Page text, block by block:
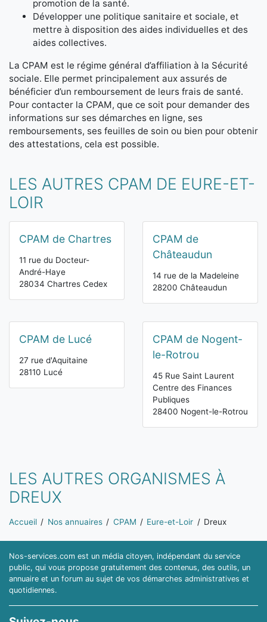
promotion de la santé.
Développer une politique sanitaire et sociale, et
mettre à disposition des aides individuelles et des
aides collectives.
La CPAM est le régime général d’affiliation à la Sécurité
sociale. Elle permet principalement aux assurés de
bénéficier d’un remboursement de leurs frais de santé.
Pour contacter la CPAM, que ce soit pour demander des
informations sur ses démarches en ligne, ses
remboursements, ses feuilles de soin ou bien pour obtenir
des attestations, cela est possible.
LES AUTRES CPAM DE EURE-ET-
LOIR
CPAM de Chartres
11 rue du Docteur-
André-Haye
28034 Chartres Cedex
CPAM de
Châteaudun
14 rue de la Madeleine
28200 Châteaudun
CPAM de Lucé
27 rue d'Aquitaine
28110 Lucé
CPAM de Nogent-
le-Rotrou
45 Rue Saint Laurent
Centre des Finances
Publiques
28400 Nogent-le-Rotrou
LES AUTRES ORGANISMES À
DREUX
Vous êtes ici:
Accueil Nos annuaires CPAM Eure-et-Loir Dreux
Nos-services.com est un média citoyen, indépendant du service
public, qui vous propose gratuitement des contenus, des outils, un
annuaire et un forum au sujet de vos démarches administratives et
quotidiennes.